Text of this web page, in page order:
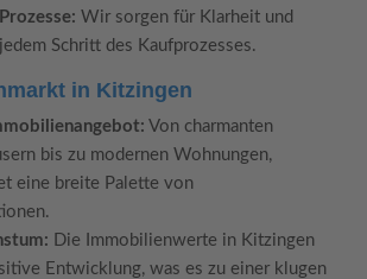
Wir sorgen für Klarheit und
Schritt des Kaufprozesses.
in Kitzingen
Von charmanten
bis zu modernen Wohnungen,
eine breite Palette von
Die Immobilienwerte in Kitzingen
Entwicklung, was es zu einer klugen